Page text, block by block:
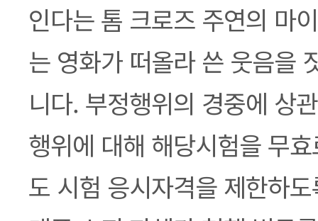
인다는 톰 크로즈 주연의 마
는 영화가 떠올라 쓴 웃음을
니다. 부정행위의 경중에 상
행위에 대해 해당시험을 무
도 시험 응시자격을 제한하